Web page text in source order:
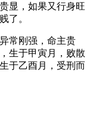
显，如果又行身旺
了。
常刚强，命主贵
生于甲寅月，败散
于乙酉月，受刑而